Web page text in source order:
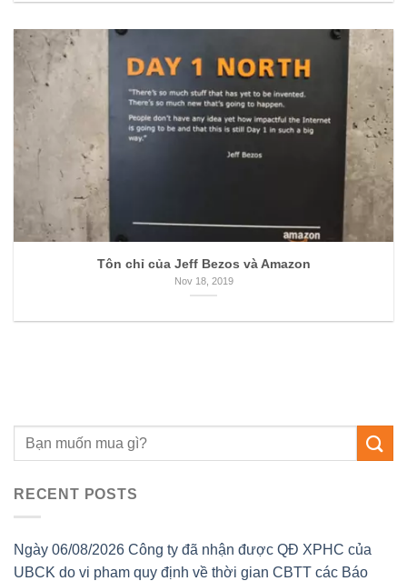
Tôn chỉ của Jeff Bezos và Amazon
Nov 18, 2019
RECENT POSTS
Ngày 06/08/2026 Công ty đã nhận được QĐ XPHC của
UBCK do vi pham quy định về thời gian CBTT các Báo